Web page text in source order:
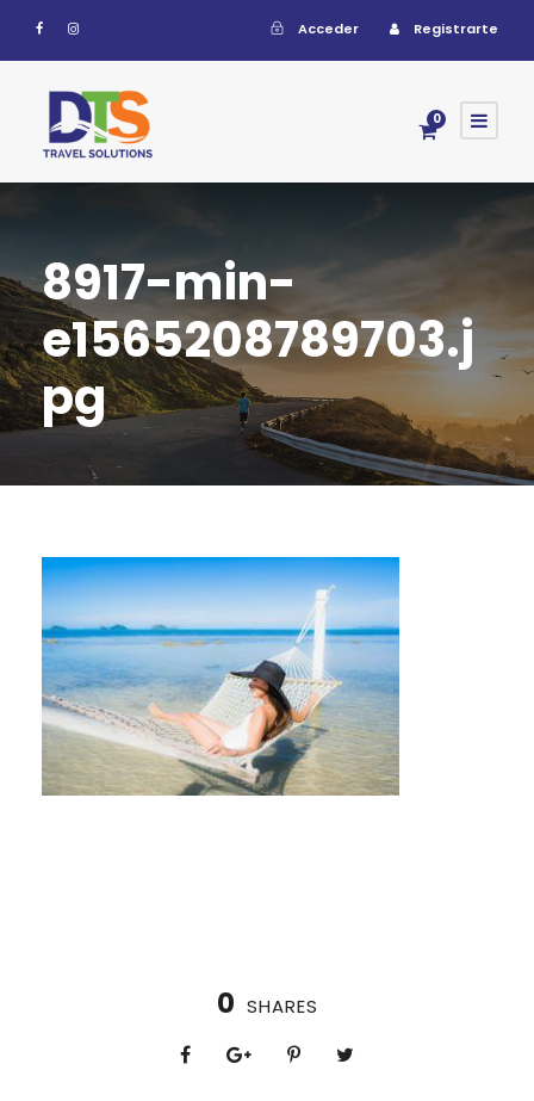
Acceder Registrarte
0
8917-min-
e1565208789703.j
pg
0 SHARES